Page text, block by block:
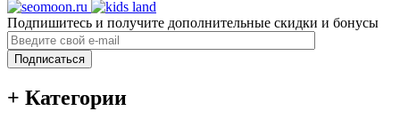
Подпишитесь и получите дополнительные скидки и бонусы
Подписаться
+ Категории